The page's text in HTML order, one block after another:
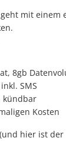
mit einem
8gb
SMS
kündbar
Kosten
hier ist